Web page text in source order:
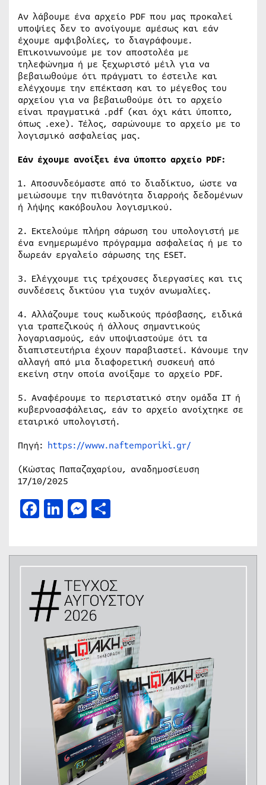
Αν λάβουμε ένα αρχείο PDF που μας προκαλεί
υποψίες δεν το ανοίγουμε αμέσως και εάν
έχουμε αμφιβολίες, το διαγράφουμε.
Επικοινωνούμε με τον αποστολέα με
τηλεφώνημα ή με ξεχωριστό μέιλ για να
βεβαιωθούμε ότι πράγματι το έστειλε και
ελέγχουμε την επέκταση και το μέγεθος του
αρχείου για να βεβαιωθούμε ότι το αρχείο
είναι πραγματικά .pdf (και όχι κάτι ύποπτο,
όπως .exe). Τέλος, σαρώνουμε το αρχείο με το
λογισμικό ασφαλείας μας.
Εάν έχουμε ανοίξει ένα ύποπτο αρχείο PDF:
1. Αποσυνδεόμαστε από το διαδίκτυο, ώστε να
μειώσουμε την πιθανότητα διαρροής δεδομένων
ή λήψης κακόβουλου λογισμικού.
2. Εκτελούμε πλήρη σάρωση του υπολογιστή με
ένα ενημερωμένο πρόγραμμα ασφαλείας ή με το
δωρεάν εργαλείο σάρωσης της ESET.
3. Ελέγχουμε τις τρέχουσες διεργασίες και τις
συνδέσεις δικτύου για τυχόν ανωμαλίες.
4. Αλλάζουμε τους κωδικούς πρόσβασης, ειδικά
για τραπεζικούς ή άλλους σημαντικούς
λογαριασμούς, εάν υποψιαστούμε ότι τα
διαπιστευτήρια έχουν παραβιαστεί. Κάνουμε την
αλλαγή από μια διαφορετική συσκευή από
εκείνη στην οποία ανοίξαμε το αρχείο PDF.
5. Αναφέρουμε το περιστατικό στην ομάδα IT ή
κυβερνοασφάλειας, εάν το αρχείο ανοίχτηκε σε
εταιρικό υπολογιστή.
Πηγή: https://www.naftemporiki.gr/
(Κώστας Παπαζαχαρίου, αναδημοσίευση
17/10/2025
Facebook
LinkedIn
Messenger